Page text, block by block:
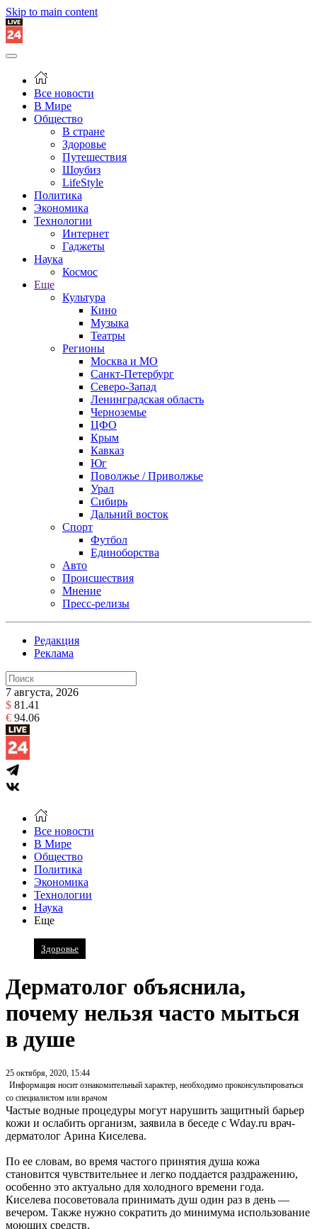
Skip to main content
Все новости
В Мире
Общество
В стране
Здоровье
Путешествия
Шоубиз
LifeStyle
Политика
Экономика
Технологии
Интернет
Гаджеты
Наука
Космос
Еще
Культура
Кино
Музыка
Театры
Регионы
Москва и МО
Санкт-Петербург
Северо-Запад
Ленинградская область
Черноземье
ЦФО
Крым
Кавказ
Юг
Поволжье / Приволжье
Урал
Сибирь
Дальний восток
Спорт
Футбол
Единоборства
Авто
Происшествия
Мнение
Пресс-релизы
Редакция
Реклама
7 августа, 2026
$ 81.41
€ 94.06
Все новости
В Мире
Общество
Политика
Экономика
Технологии
Наука
Еще
Здоровье
Дерматолог объяснила,
почему нельзя часто мыться
в душе
25 октября, 2020, 15:44
Информация носит ознакомительный характер, необходимо проконсультироваться
со специалистом или врачом
Частые водные процедуры могут нарушить защитный барьер
кожи и ослабить организм, заявила в беседе с Wday.ru врач-
дерматолог Арина Киселева.
По ее словам, во время частого принятия душа кожа
становится чувствительнее и легко поддается раздражению,
особенно это актуально для холодного времени года.
Киселева посоветовала принимать душ один раз в день —
вечером. Также нужно сократить до минимума использование
моющих средств.